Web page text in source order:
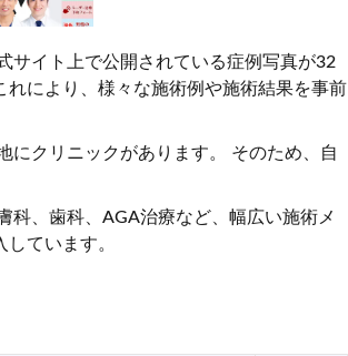
サイト上で公開されている症例写真が32
により、様々な施術例や施術結果を事前
にクリニックがあります。 そのため、自
科、歯科、AGA治療など、幅広い施術メ
ています。